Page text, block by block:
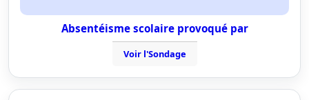
Absentéisme scolaire provoqué par
Voir l'Sondage